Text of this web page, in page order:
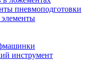
пневмоподготовки
инструмент